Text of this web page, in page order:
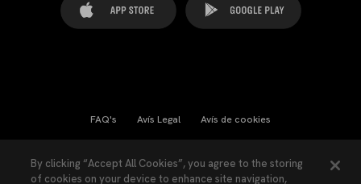
FAQ's Avís Legal Avís de cookies
Llei de Transparència Política de Privacitat
By clicking “Accept All Cookies”, you agree to the storing
of cookies on your device to enhance site navigation,